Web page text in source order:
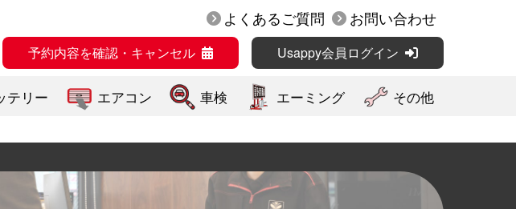
よくあるご質問 お問い合わせ
予約内容を確認・キャンセル Usappy会員ログイン
テリー エアコン 車検 エーミング その他